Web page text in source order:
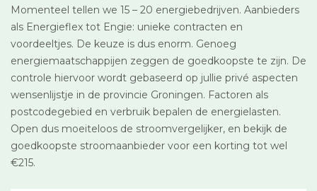
Momenteel tellen we 15 – 20 energiebedrijven. Aanbieders
als Energieflex tot Engie: unieke contracten en
voordeeltjes. De keuze is dus enorm. Genoeg
energiemaatschappijen zeggen de goedkoopste te zijn. De
controle hiervoor wordt gebaseerd op jullie privé aspecten
wensenlijstje in de provincie Groningen. Factoren als
postcodegebied en verbruik bepalen de energielasten.
Open dus moeiteloos de stroomvergelijker, en bekijk de
goedkoopste stroomaanbieder voor een korting tot wel
€215.